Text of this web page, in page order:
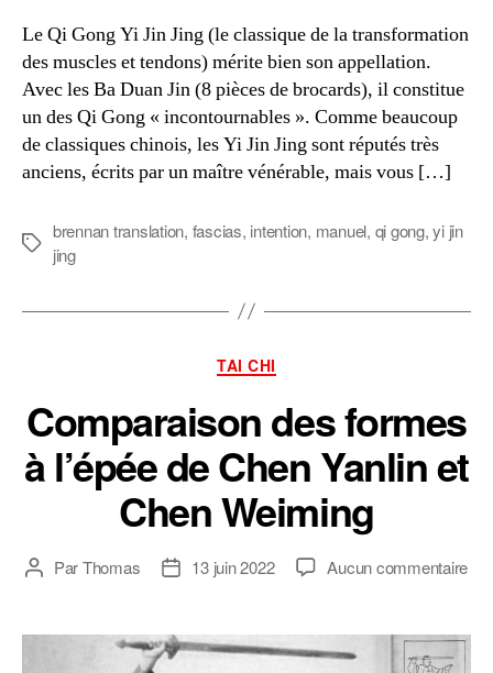
Le Qi Gong Yi Jin Jing (le classique de la transformation
des muscles et tendons) mérite bien son appellation.
Avec les Ba Duan Jin (8 pièces de brocards), il constitue
un des Qi Gong « incontournables ». Comme beaucoup
de classiques chinois, les Yi Jin Jing sont réputés très
anciens, écrits par un maître vénérable, mais vous […]
Étiquettes
brennan translation, fascias, intention, manuel, qi gong,yi jin
jing
Catégories
TAI CHI
Comparaison des formes
à l’épée de Chen Yanlin et
Chen Weiming
Auteur
ParThomas
Date13 juin 2022 Aucun commentairesur